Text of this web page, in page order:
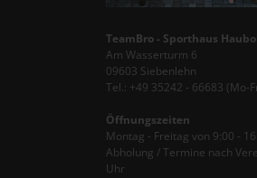
TeamBro - Sporthaus
Am Wasserturm 6
09603 Siebenlehn
Tel.: +49 35242 - 66683 (Mo-
Öffnungszeiten
Montag - Freitag von 9:00 -
Abholung / Termine nach
Uhr